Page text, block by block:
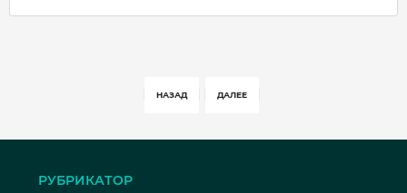
НАЗАД ДАЛЕЕ
РУБРИКАТОР